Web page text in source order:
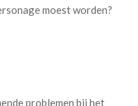
moest worden?
problemen bij het